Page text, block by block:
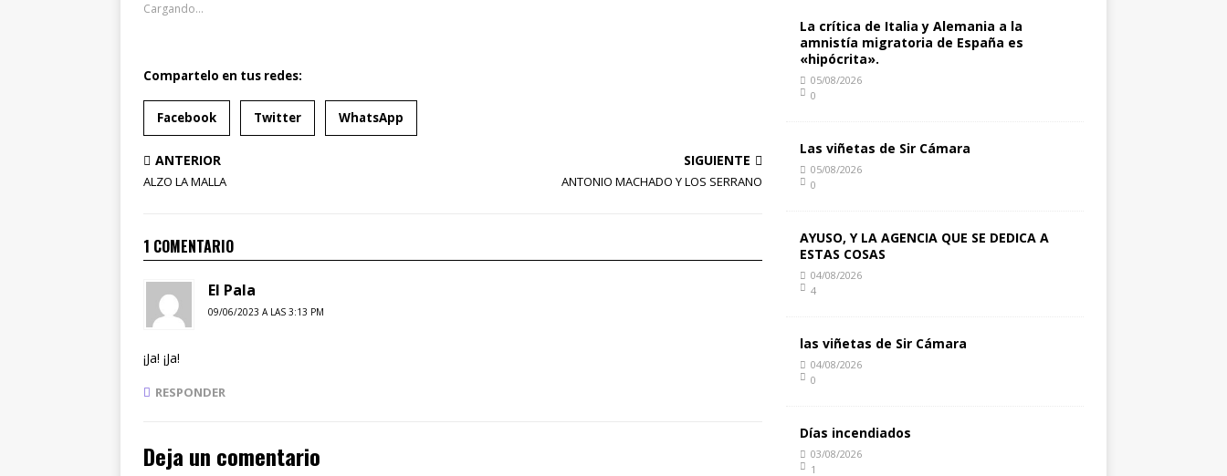
Cargando...
Compartelo en tus redes:
Facebook Twitter WhatsApp
ANTERIOR
ALZO LA MALLA
SIGUIENTE
ANTONIO MACHADO Y LOS SERRANO
1 COMENTARIO
El Pala
09/06/2023 A LAS 3:13 PM
¡Ja! ¡Ja!
RESPONDER
Deja un comentario
La crítica de Italia y Alemania a la
amnistía migratoria de España es
«hipócrita».
05/08/2026
0
Las viñetas de Sir Cámara
05/08/2026
0
AYUSO, Y LA AGENCIA QUE SE DEDICA A
ESTAS COSAS
04/08/2026
4
las viñetas de Sir Cámara
04/08/2026
0
Días incendiados
03/08/2026
1